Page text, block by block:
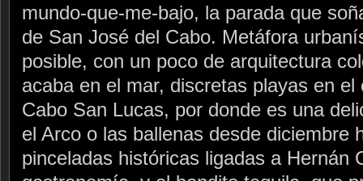
mundo-que-me-bajo, la parada que
de San José del Cabo. Metáfora
posible, con un poco de arquitectura
acaba en el mar, discretas playas en
Cabo San Lucas, por donde es una
el Arco o las ballenas desde diciembre
pinceladas históricas ligadas a Hernán